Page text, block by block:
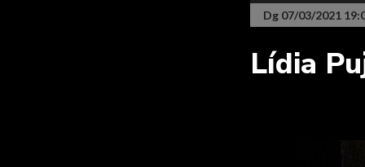
Dg 07/03/2021
Lídia